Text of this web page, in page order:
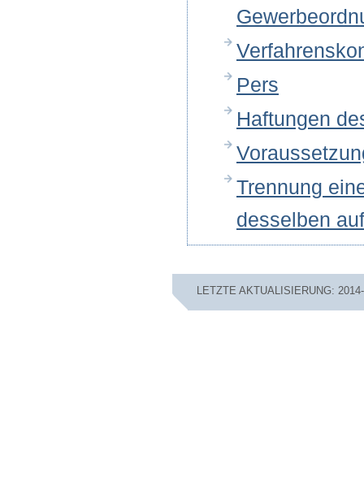
Pers
Haftungen
Trennung
desselben
LETZTE AKTUALISIERUNG: